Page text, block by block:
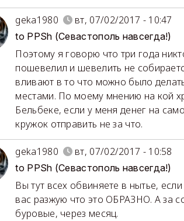
geka1980 вт, 07/02/2017 - 10:47
to PPSh (Севастополь навсегда!)
Поэтому я говорю что три года
пошевелил и шевелить не
вливают в то что можно было
местами. По моему мнению на кой
Бельбеке, если у меня денег на
кружок отправить не за что.
geka1980 вт, 07/02/2017 - 10:58
to PPSh (Севастополь навсегда!)
Вы тут всех обвиняете в нытье,
вас разжую что это ОБРАЗНО. А за
буровые, через месяц.